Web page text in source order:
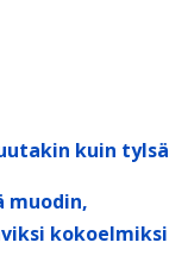
kuin tylsä
muodin,
kokoelmiksi